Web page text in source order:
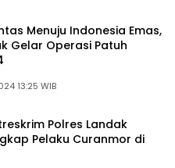
Menuju Indonesia Emas,
Gelar Operasi Patuh
13:25 WIB
Polres Landak
Pelaku Curanmor di